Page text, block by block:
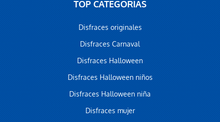
TOP CATEGORÍAS
Disfraces originales
Disfraces Carnaval
Disfraces Halloween
Disfraces Halloween niños
Disfraces Halloween niña
Disfraces mujer